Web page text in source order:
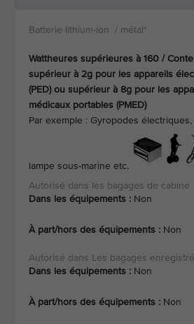
Wattheures supérieures à 160 /
supérieur à 2g pour les appareils
(PED) ou supérieur à 8g pour les
médicaux portables (PMED)
Par exemple : Gyropodes
lampe sous-marine etc.
Dans les équipements : Non
À part/hors des équipements : Non
Dans les équipements : Non
À part/hors des équipements : Non